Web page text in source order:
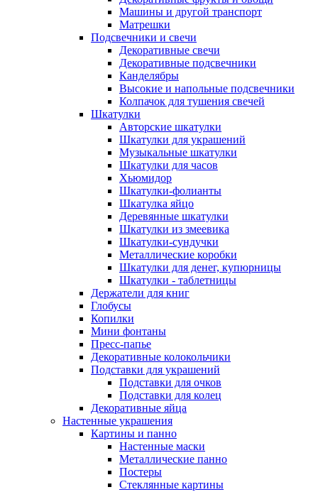
Машины и другой транспорт
Матрешки
Подсвечники и свечи
Декоративные свечи
Декоративные подсвечники
Канделябры
Высокие и напольные подсвечники
Колпачок для тушения свечей
Шкатулки
Авторские шкатулки
Шкатулки для украшений
Музыкальные шкатулки
Шкатулки для часов
Хьюмидор
Шкатулки-фолианты
Шкатулка яйцо
Деревянные шкатулки
Шкатулки из змеевика
Шкатулки-сундучки
Металлические коробки
Шкатулки для денег, купюрницы
Шкатулки - таблетницы
Держатели для книг
Глобусы
Копилки
Мини фонтаны
Пресс-папье
Декоративные колокольчики
Подставки для украшений
Подставки для очков
Подставки для колец
Декоративные яйца
Настенные украшения
Картины и панно
Настенные маски
Металлические панно
Постеры
Стеклянные картины